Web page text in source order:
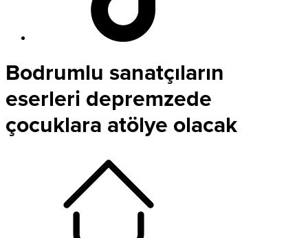
Bodrumlu sanatçıların
eserleri depremzede
çocuklara atölye olacak